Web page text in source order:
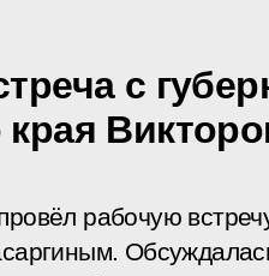
с
края
рабочую